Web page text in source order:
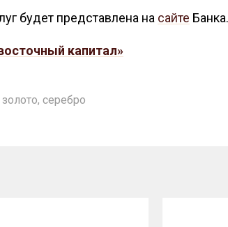
будет представлена на сайте Банка.
капитал»
золото, серебро